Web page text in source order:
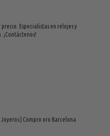
Especialistas en relojes y
¡Contáctenos!
| Compro oro Barcelona